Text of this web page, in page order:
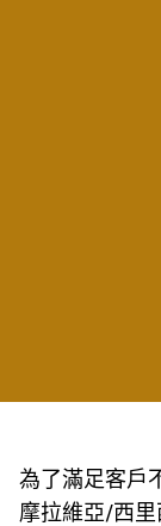
為了滿足客戶
摩拉維亞/西